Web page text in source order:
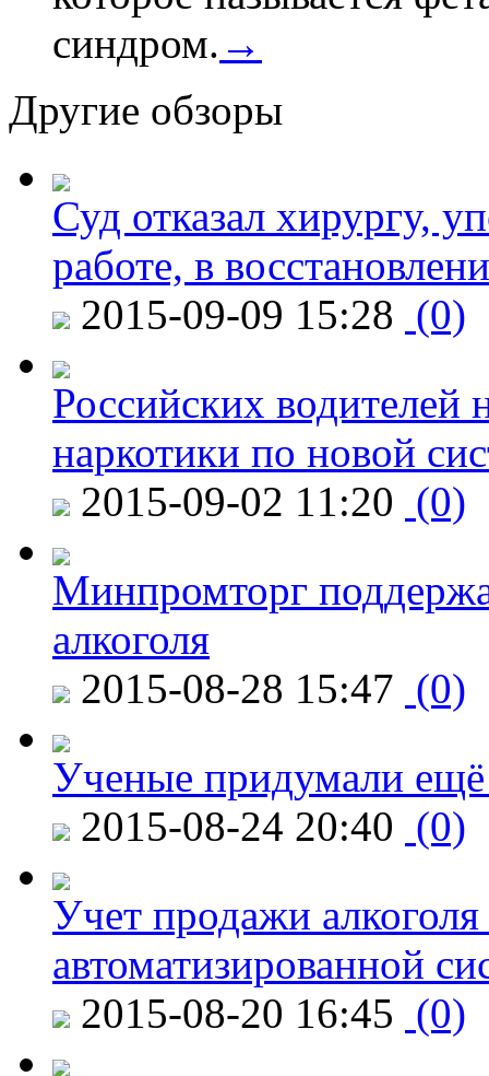
синдром. →
Другие обзоры
Суд отказал хирургу,
работе, в
2015-09-09 15:28 (0)
Российских водителей
наркотики по новой
2015-09-02 11:20 (0)
Минпромторг
алкоголя
2015-08-28 15:47 (0)
Ученые придумали ещё
2015-08-24 20:40 (0)
Учет продажи
автоматизированной
2015-08-20 16:45 (0)